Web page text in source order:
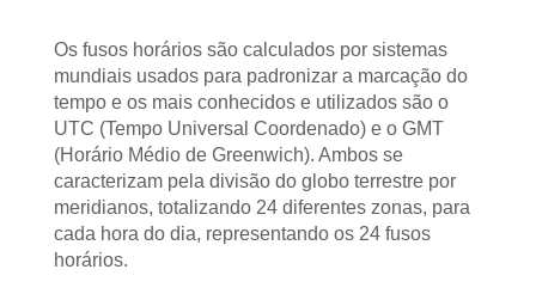
Os fusos horários são calculados por sistemas
mundiais usados para padronizar a marcação do
tempo e os mais conhecidos e utilizados são o
UTC (Tempo Universal Coordenado) e o GMT
(Horário Médio de Greenwich). Ambos se
caracterizam pela divisão do globo terrestre por
meridianos, totalizando 24 diferentes zonas, para
cada hora do dia, representando os 24 fusos
horários.